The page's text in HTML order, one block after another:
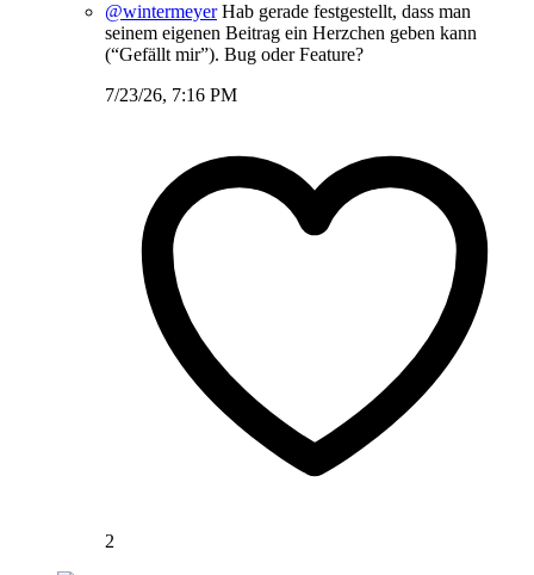
@wintermeyerHab gerade festgestellt, dass man
seinem eigenen Beitrag ein Herzchen geben kann
(“Gefällt mir”). Bug oder Feature?
7/23/26, 7:16 PM
2